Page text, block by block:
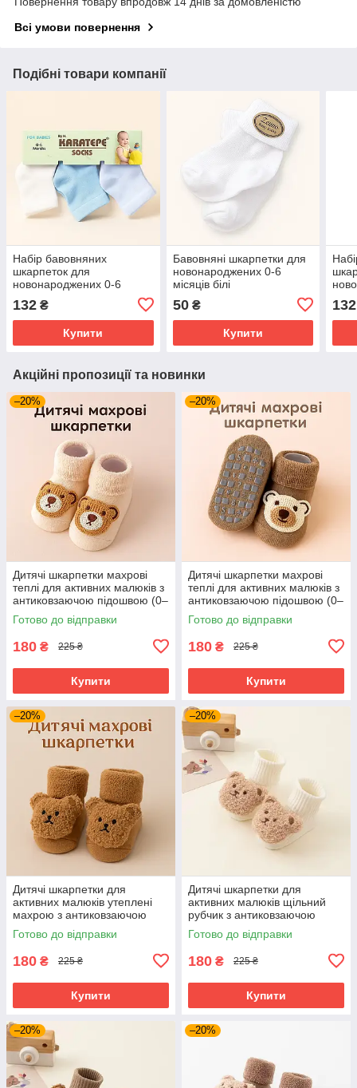
Всі умови повернення
Подібні товари компанії
Набір бавовняних
шкарпеток для
новонароджених 0-6
молочні+блакитні+білі
132 ₴
Купити
Бавовняні шкарпетки для
новонароджених 0-6
місяців білі
50₴
Купити
132
Акційні пропозиції та новинки
–20%
Дитячі шкарпетки махрові
теплі для активних малюків з
антиковзаючою підошвою (0–
12 місяців) Detki бежевий
Готово до відправки
180 ₴ 225 ₴
Купити
–20%
Дитячі шкарпетки махрові
теплі для активних малюків з
антиковзаючою підошвою (0–
12 місяців) Detki коричневий
Готово до відправки
180 ₴ 225 ₴
Купити
–20%
Дитячі шкарпетки для
активних малюків утеплені
махрою з антиковзаючою
підошвою (0–12 місяців) Detki
бежевий
Готово до відправки
180 ₴ 225 ₴
Купити
–20%
Дитячі шкарпетки для
активних малюків щільний
рубчик з антиковзаючою
підошвою (0–12 місяців) Detki
молочний
Готово до відправки
180 ₴ 225 ₴
Купити
–20% –20%